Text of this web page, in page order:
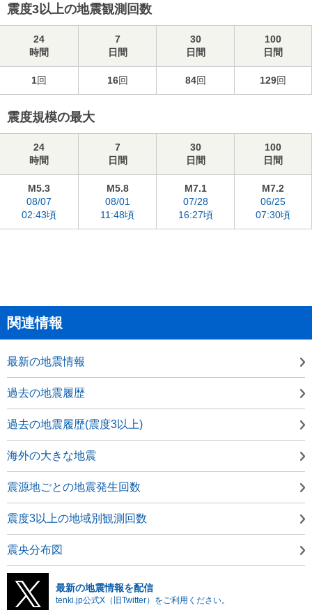
震度3以上の地震観測回数
24
時間
7
日間
30
日間
100
日間
1回 16回 84回 129回
震度規模の最大
24
時間
7
日間
30
日間
100
日間
M5.3
08/07
02:43頃
M5.8
08/01
11:48頃
M7.1
07/28
16:27頃
M7.2
06/25
07:30頃
関連情報
最新の地震情報
過去の地震履歴
過去の地震履歴(震度3以上)
海外の大きな地震
震源地ごとの地震発生回数
震度3以上の地域別観測回数
震央分布図
最新の地震情報を配信
tenki.jp公式X（旧Twitter）をご利用ください。